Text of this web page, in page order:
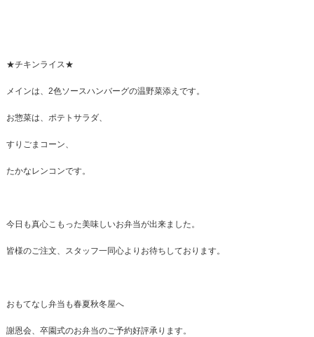
★チキンライス★
メインは、2色ソースハンバーグの温野菜添えです。
お惣菜は、ポテトサラダ、
すりごまコーン、
たかなレンコンです。
今日も真心こもった美味しいお弁当が出来ました。
皆様のご注文、スタッフ一同心よりお待ちしております。
おもてなし弁当も春夏秋冬屋へ
謝恩会、卒園式のお弁当のご予約好評承ります。